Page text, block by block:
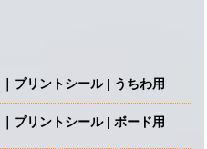
プリントシール | うちわ用
プリントシール | ボード用